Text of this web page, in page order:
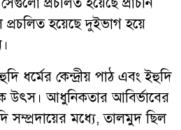
হয়েছে দুইভাগ হয়ে
ধর্মের কেন্দ্রীয় পাঠ এবং ইহুদি
উৎস। আধুনিকতার আবির্ভাবের
সম্প্রদায়ের মধ্যে, তালমুদ ছিল